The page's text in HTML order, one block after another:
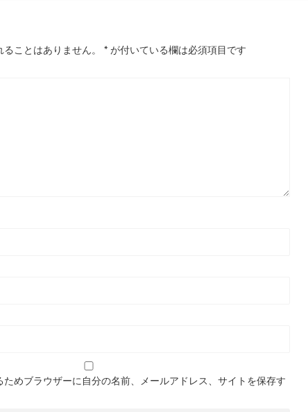
ことはありません。 * が付いている欄は必須項目です
めブラウザーに自分の名前、メールアドレス、サイトを保存す